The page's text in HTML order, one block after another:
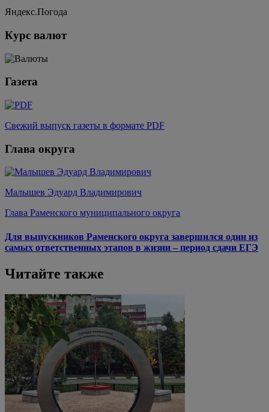
Яндекс.Погода
Курс валют
Газета
Свежий выпуск газеты в формате PDF
Глава округа
Малышев Эдуард Владимирович
Глава Раменского муниципального округа
Для выпускников Раменского округа завершился один из
самых ответственных этапов в жизни – период сдачи ЕГЭ
Читайте также